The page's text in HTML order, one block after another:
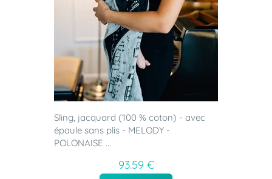
Sling, jacquard (100 % coton) - avec
épaule sans plis - MELODY -
POLONAISE ...
93.59 €